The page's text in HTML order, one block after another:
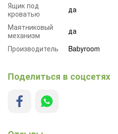
Ящик под
кроватью
да
Маятниковый
механизм
да
Производитель
Babyroom
Поделиться в соцсетях